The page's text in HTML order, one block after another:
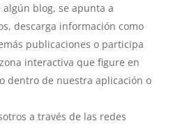
blog, se apunta a
descarga información como
publicaciones o participa
interactiva que figure en
dentro de nuestra aplicación o
a través de las redes